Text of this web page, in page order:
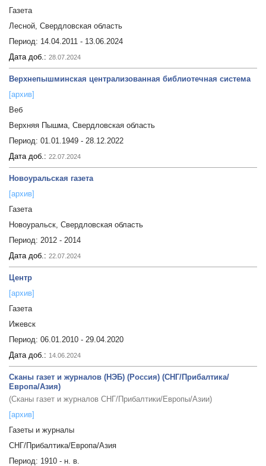
Газета
Лесной, Свердловская область
Период: 14.04.2011 - 13.06.2024
Дата доб.: 28.07.2024
Верхнепышминская централизованная библиотечная система
[архив]
Веб
Верхняя Пышма, Свердловская область
Период: 01.01.1949 - 28.12.2022
Дата доб.: 22.07.2024
Новоуральская газета
[архив]
Газета
Новоуральск, Свердловская область
Период: 2012 - 2014
Дата доб.: 22.07.2024
Центр
[архив]
Газета
Ижевск
Период: 06.01.2010 - 29.04.2020
Дата доб.: 14.06.2024
Сканы газет и журналов (НЭБ) (Россия) (СНГ/Прибалтика/
Европа/Азия)
(Сканы газет и журналов СНГ/Прибалтики/Европы/Азии)
[архив]
Газеты и журналы
СНГ/Прибалтика/Европа/Азия
Период: 1910 - н. в.